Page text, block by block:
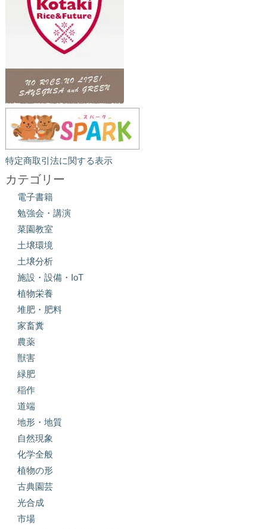
特定商取引法に関する表示
カテゴリー
電子書籍
勉強会・講演
菜園教室
土壌環境
土壌分析
施設・設備・IoT
植物栄養
堆肥・肥料
家畜糞
農薬
獣害
緑肥
稲作
道端
地形・地質
自然現象
化学全般
植物の形
古典園芸
光合成
市場